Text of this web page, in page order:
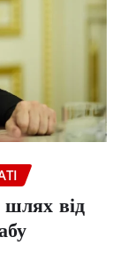
шлях від